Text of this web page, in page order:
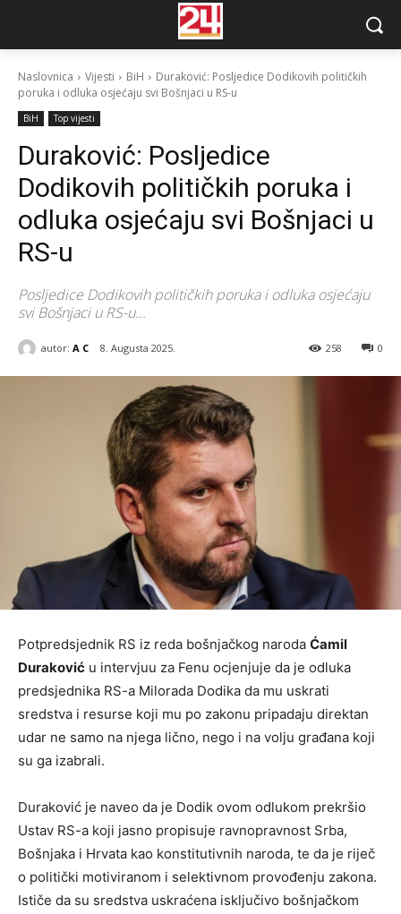
Naslovnica Vijesti BiH
Duraković: Posljedice Dodikovih političkih
poruka i odluka osjećaju svi Bošnjaci u RS-u
BiH Top vijesti
Duraković: Posljedice
Dodikovih političkih poruka i
odluka osjećaju svi Bošnjaci u
RS-u
Posljedice Dodikovih političkih poruka i odluka osjećaju
svi Bošnjaci u RS-u...
autor: A C 8. Augusta 2025. 0
258
Potpredsjednik RS iz reda bošnjačkog naroda Ćamil
Duraković u intervjuu za Fenu ocjenjuje da je odluka
predsjednika RS-a Milorada Dodika da mu uskrati
sredstva i resurse koji mu po zakonu pripadaju direktan
udar ne samo na njega lično, nego i na volju građana koji
su ga izabrali.
Duraković je naveo da je Dodik ovom odlukom prekršio
Ustav RS-a koji jasno propisuje ravnopravnost Srba,
Bošnjaka i Hrvata kao konstitutivnih naroda, te da je riječ
o politički motiviranom i selektivnom provođenju zakona.
Ističe da su sredstva uskraćena isključivo bošnjačkom